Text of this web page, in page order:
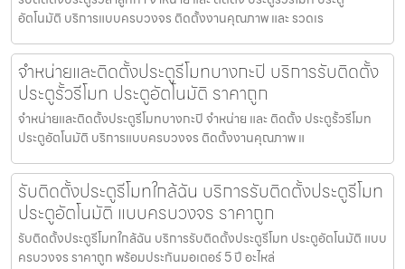
อัตโนมัติ บริการแบบครบวงจร ติดตั้งงานคุณภาพ และ รวดเร
จำหน่ายและติดตั้งประตูรีโมทบางกะปิ บริการรับติดตั้ง
ประตูรั้วรีโมท ประตูอัตโนมัติ ราคาถูก
จำหน่ายและติดตั้งประตูรีโมทบางกะปิ จำหน่าย และ ติดตั้ง ประตูรั้วรีโมท
ประตูอัตโนมัติ บริการแบบครบวงจร ติดตั้งงานคุณภาพ แ
รับติดตั้งประตูรีโมทใกล้ฉัน บริการรับติดตั้งประตูรีโมท
ประตูอัตโนมัติ แบบครบวงจร ราคาถูก
รับติดตั้งประตูรีโมทใกล้ฉัน บริการรับติดตั้งประตูรีโมท ประตูอัตโนมัติ แบบ
ครบวงจร ราคาถูก พร้อมประกันมอเตอร์ 5 ปี อะไหล่